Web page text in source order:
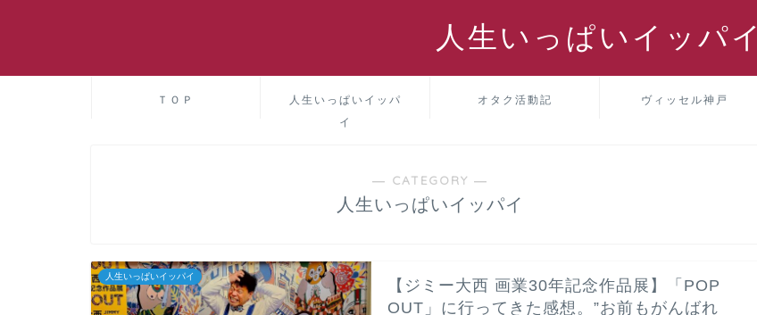
人生いっぱいイッパイ
ＴＯＰ
人生いっぱいイッパ
イ
オタク活動記 ヴィッセル神戸
― CATEGORY ―
人生いっぱいイッパイ
人生いっぱいイッパイ
【ジミー大西 画業30年記念作品展】「POP
OUT」に行ってきた感想。”お前もがんばれ